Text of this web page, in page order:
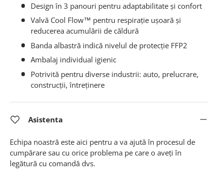
Design în 3 panouri pentru adaptabilitate și confort
Valvă Cool Flow™ pentru respirație ușoară și
reducerea acumulării de căldură
Banda albastră indică nivelul de protecție FFP2
Ambalaj individual igienic
Potrivită pentru diverse industrii: auto, prelucrare,
construcții, întreținere
Asistenta
Echipa noastră este aici pentru a va ajută în procesul de
cumpărare sau cu orice problema pe care o aveți în
legătură cu comandă dvs.